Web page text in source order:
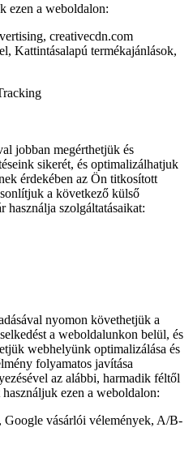
ezen a weboldalon:
creativecdn.com
Kattintásalapú termékajánlások,
jobban megérthetjük és
sikerét, és optimalizálhatjuk
érdekében az Ön titkosított
a következő külső
használja szolgáltatásaikat:
nyomon követhetjük a
a weboldalunkon belül, és
webhelyünk optimalizálása és
folyamatos javítása
az alábbi, harmadik féltől
ezen a weboldalon:
vásárlói vélemények, A/B-